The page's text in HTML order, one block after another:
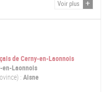
Voir plus
de Cerny-en-Laonnois
en-Laonnois
: Aisne